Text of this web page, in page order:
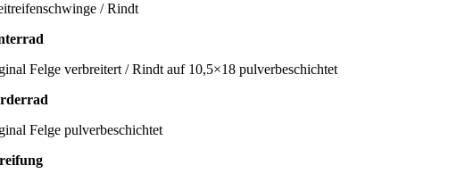
/ Rindt
Felge verbreitert / Rindt auf 10,5×18 pulverbeschichtet
Felge pulverbeschichtet